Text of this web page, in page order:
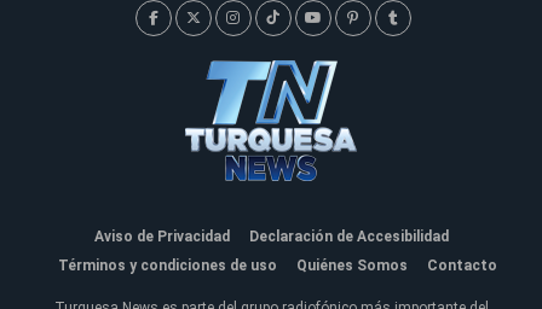
Aviso de Privacidad
Declaración de Accesibilidad
Términos y condiciones de uso
Quiénes Somos Contacto